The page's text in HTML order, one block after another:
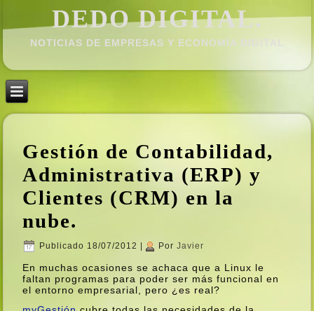
DEDO DIGITAL.
NOTICIAS DE EMPRESAS Y ECONOMÍ­A DIGITAL
Gestión de Contabilidad,
Administrativa (ERP) y
Clientes (CRM) en la
nube.
Publicado 18/07/2012 Por Javier
En muchas ocasiones se achaca que a Linux le
faltan programas para poder ser más funcional en
el entorno empresarial, pero ¿es real?